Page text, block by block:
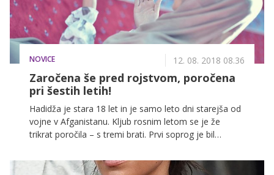
NOVICE 12. 08. 2018 08.36
Zaročena še pred rojstvom, poročena
pri šestih letih!
Hadidža je stara 18 let in je samo leto dni starejša od
vojne v Afganistanu. Kljub rosnim letom se je že
trikrat poročila – s tremi brati. Prvi soprog je bil
marincev. Drugi je bil policist, ki so ga v enem od
spopadov ubili talibani. Tretji, s katerim je še vedno